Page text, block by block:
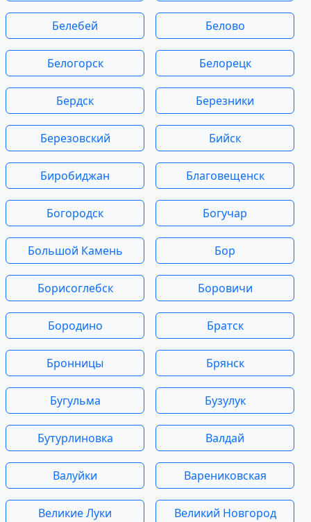
Белебей Белово
Белогорск Белорецк
Бердск Березники
Березовский Бийск
Биробиджан Благовещенск
Богородск Богучар
Большой Камень Бор
Борисоглебск Боровичи
Бородино Братск
Бронницы Брянск
Бугульма Бузулук
Бутурлиновка Валдай
Валуйки Варениковская
Великие Луки Великий Новгород